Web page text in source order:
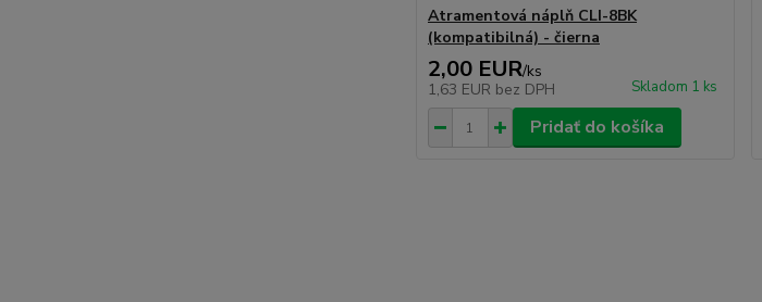
Atramentová náplň CLI-8BK
(kompatibilná) - čierna
2,00 EUR/ks
1,63 EUR bez DPH Skladom 1 ks
Pridať do košíka